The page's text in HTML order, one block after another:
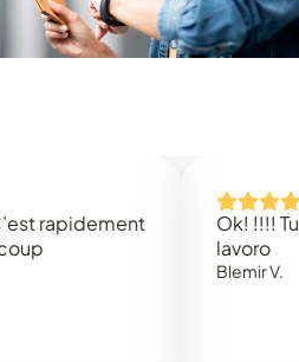
Ok! !!!! Tutto
Blemir V.